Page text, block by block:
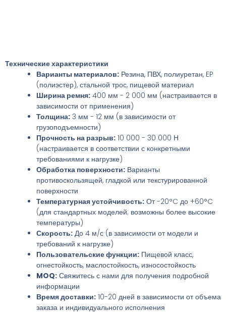
Технические характеристики
Варианты материалов: Резина, ПВХ, полиуретан, EP
(полиэстер), стальной трос, пищевой материал
Ширина ремня: 400 мм - 2 000 мм (настраивается в
зависимости от применения)
Толщина: 3 мм - 12 мм (в зависимости от
грузоподъемности)
Прочность на разрыв: 10 000 - 30 000 Н
(настраивается в соответствии с конкретными
требованиями к нагрузке)
Обработка поверхности: Варианты
противоскользящей, гладкой или текстурированной
поверхности
Температурная устойчивость: От -20°C до +60°C
(для стандартных моделей; возможны более высокие
температуры)
Скорость: До 4 м/с (в зависимости от модели и
требований к нагрузке)
Пользовательские функции: Пищевой класс,
огнестойкость, маслостойкость, износостойкость
MOQ: Свяжитесь с нами для получения подробной
информации
Время доставки: 10-20 дней в зависимости от объема
заказа и индивидуального исполнения